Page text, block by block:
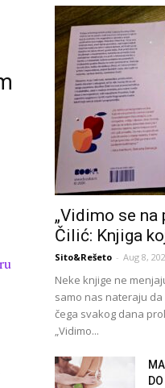
„Vidimo se na
Čilić: Knjiga
Sito&Rešeto - Aug 8,
Neke knjige ne
samo nas nateraju
čega svakog dana
„Vidimo...